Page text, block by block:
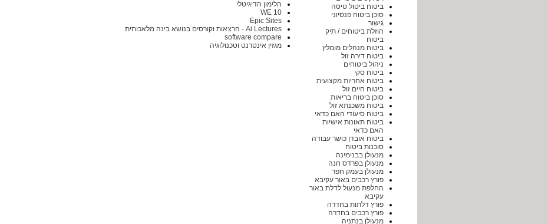
ביטוח ביטול טיסה
סוכן ביטוח פנסיוני
גישור
הוזלת ביטוחים / תיק
ביטוח
ביטוח מנהלים מומלץ
ביטוח דירה זול
ניהול ביטוחים
ביטוח סקי
ביטוח אחריות מקצועית
ביטוח חיים זול
סוכן ביטוח בריאות
ביטוח משכנתא זול
ביטוח סיעודי האם כדאי
ביטוח תאונות אישיות
האם כדאי
ביטוח אובדן כושר עבודה
סוכנות ביטוח
מנעולן בבנימינה
מנעולן בפרדס חנה
מנעולן בעמק חפר
פורץ רכבים באור עקיבא
החלפת מנעול לדלת באור
עקיבא
פורץ דלתות בחדרה
פורץ רכבים בחדרה
מנעולן בנתניה
הלימון הדיגיטלי
WE 10
Epic Sites
Ai Lectures - הרצאות וקורסים בנושא בינה מלאכותית
software compare
מגזין אינטרנט וטכנולוגיה